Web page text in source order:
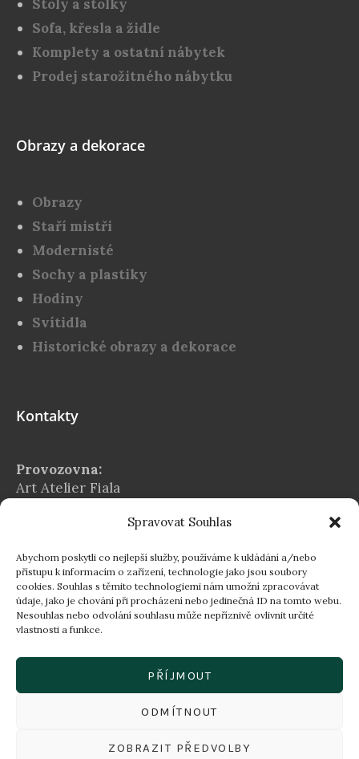
Spravovat Souhlas
Abychom poskytli co nejlepší služby, používáme k ukládání a/nebo
přístupu k informacím o zařízení, technologie jako jsou soubory
cookies. Souhlas s těmito technologiemi nám umožní zpracovávat
údaje, jako je chování při procházení nebo jedinečná ID na tomto webu.
Nesouhlas nebo odvolání souhlasu může nepříznivě ovlivnit určité
vlastnosti a funkce.
PŘÍJMOUT
ODMÍTNOUT
ZOBRAZIT PŘEDVOLBY
Stoly a stolky
Sofa, křesla a židle
Komplety a ostatní nábytek
Prodej starožitného nábytku
Obrazy a dekorace
Obrazy
Staří mistři
Modernisté
Sochy a plastiky
Hodiny
Svítidla
Historické obrazy a dekorace
Kontakty
Provozovna:
Art Atelier Fiala
Praha 9 – Horní Počernice
E-mail:
info@atelier-fiala.cz
Telefon:
+420 724 560 203
Po–Pá 8:00–16:30
16:30–18:00 dle individuální domluvy